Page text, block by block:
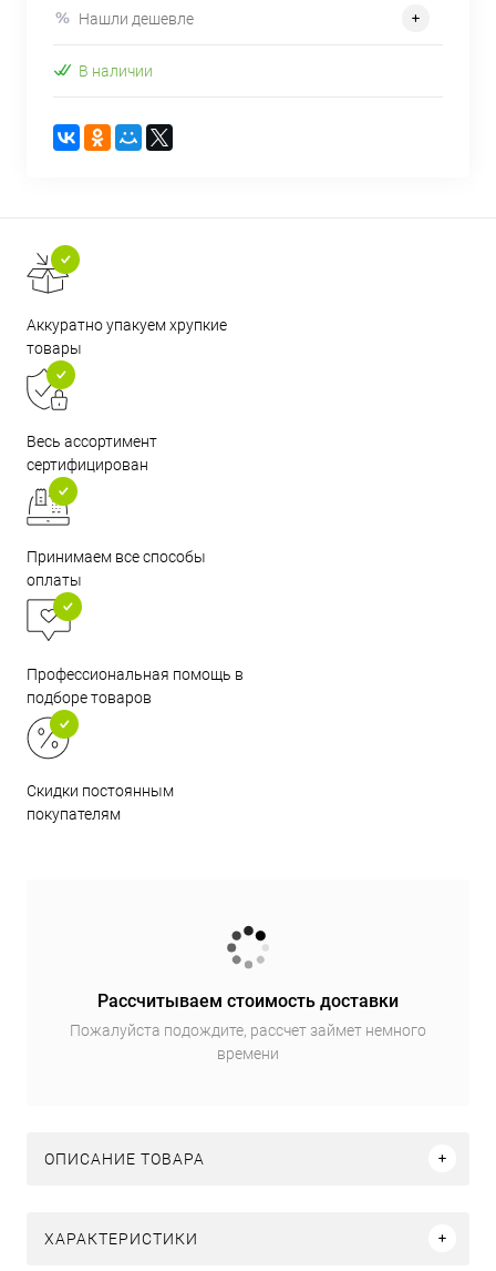
Нашли дешевле
В наличии
Аккуратно упакуем хрупкие
товары
Весь ассортимент
сертифицирован
Принимаем все способы
оплаты
Профессиональная помощь в
подборе товаров
Скидки постоянным
покупателям
Рассчитываем стоимость доставки
Пожалуйста подождите, рассчет займет немного
времени
ОПИСАНИЕ ТОВАРА
ХАРАКТЕРИСТИКИ